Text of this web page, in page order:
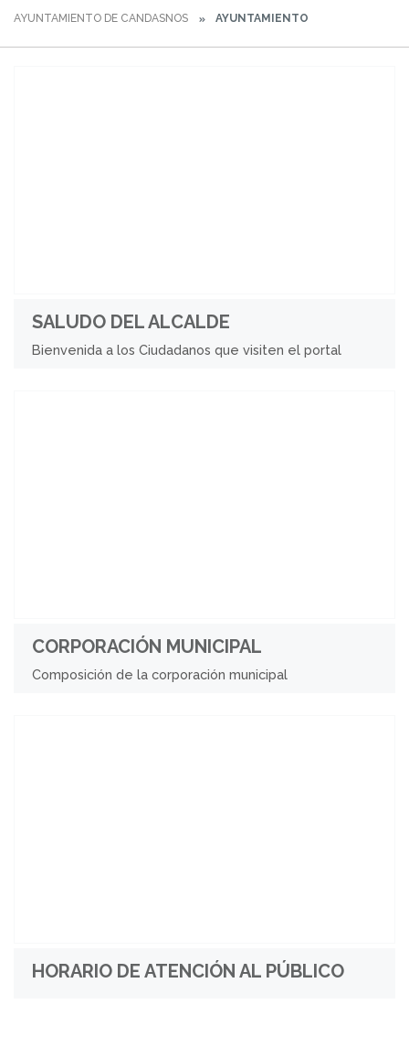
AYUNTAMIENTO DE CANDASNOS AYUNTAMIENTO
SALUDO DEL ALCALDE
Bienvenida a los Ciudadanos que visiten el portal
CORPORACIÓN MUNICIPAL
Composición de la corporación municipal
HORARIO DE ATENCIÓN AL PÚBLICO